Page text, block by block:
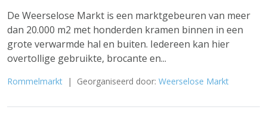
De Weerselose Markt is een marktgebeuren van meer
dan 20.000 m2 met honderden kramen binnen in een
grote verwarmde hal en buiten. Iedereen kan hier
overtollige gebruikte, brocante en...
Rommelmarkt | Georganiseerd door: Weerselose Markt